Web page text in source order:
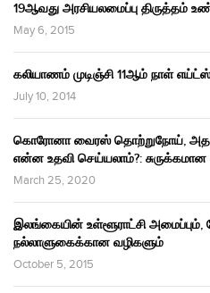
19ஆவது அரசியலமைப்பு திருத்தம்
May 6, 2015
கலியாணம் முடிஞ்சி 11ஆம் நாள்
July 10, 2014
கொரோனா வைரஸ் தொற்றுநோய்,
என்ன உதவி செய்யலாம்?: சுருக்கமான
March 25, 2020
இலங்கையின் உள்ளூராட்சி அமைப்பும்,
நல்லாளுகைக்கான வழிகளும்
October 5, 2015